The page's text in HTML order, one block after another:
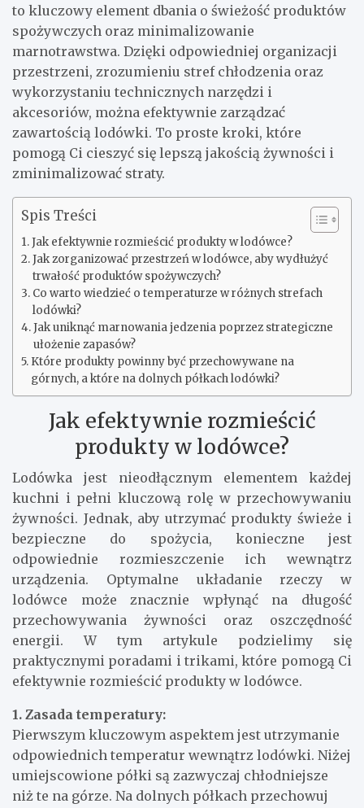
to kluczowy element dbania o świeżość produktów
spożywczych oraz minimalizowanie
marnotrawstwa. Dzięki odpowiedniej organizacji
przestrzeni, zrozumieniu stref chłodzenia oraz
wykorzystaniu technicznych narzędzi i
akcesoriów, można efektywnie zarządzać
zawartością lodówki. To proste kroki, które
pomogą Ci cieszyć się lepszą jakością żywności i
zminimalizować straty.
Spis Treści
Jak efektywnie rozmieścić produkty w lodówce?
Jak zorganizować przestrzeń w lodówce, aby wydłużyć
trwałość produktów spożywczych?
Co warto wiedzieć o temperaturze w różnych strefach
lodówki?
Jak uniknąć marnowania jedzenia poprzez strategiczne
ułożenie zapasów?
Które produkty powinny być przechowywane na
górnych, a które na dolnych półkach lodówki?
Jak efektywnie rozmieścić
produkty w lodówce?
Lodówka jest nieodłącznym elementem każdej
kuchni i pełni kluczową rolę w przechowywaniu
żywności. Jednak, aby utrzymać produkty świeże i
bezpieczne do spożycia, konieczne jest
odpowiednie rozmieszczenie ich wewnątrz
urządzenia. Optymalne układanie rzeczy w
lodówce może znacznie wpłynąć na długość
przechowywania żywności oraz oszczędność
energii. W tym artykule podzielimy się
praktycznymi poradami i trikami, które pomogą Ci
efektywnie rozmieścić produkty w lodówce.
1. Zasada temperatury:
Pierwszym kluczowym aspektem jest utrzymanie
odpowiednich temperatur wewnątrz lodówki. Niżej
umiejscowione półki są zazwyczaj chłodniejsze
niż te na górze. Na dolnych półkach przechowuj